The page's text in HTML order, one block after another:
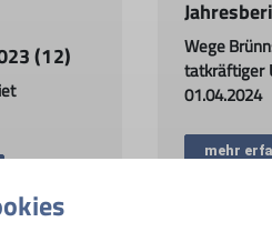
(12)
Wege
tatkräftiger
01.04.2024
mehr